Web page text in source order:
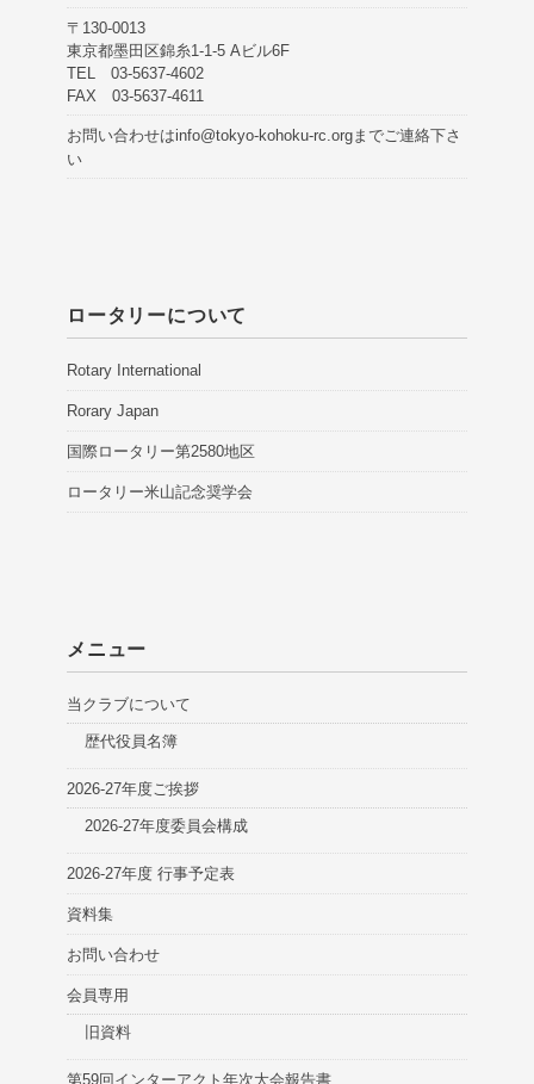
〒130-0013
東京都墨田区錦糸1-1-5 Aビル6F
TEL 03-5637-4602
FAX 03-5637-4611
お問い合わせはinfo@tokyo-kohoku-rc.orgまでご連絡下さ
い
ロータリーについて
Rotary International
Rorary Japan
国際ロータリー第2580地区
ロータリー米山記念奨学会
メニュー
当クラブについて
歴代役員名簿
2026-27年度ご挨拶
2026-27年度委員会構成
2026-27年度 行事予定表
資料集
お問い合わせ
会員専用
旧資料
第59回インターアクト年次大会報告書